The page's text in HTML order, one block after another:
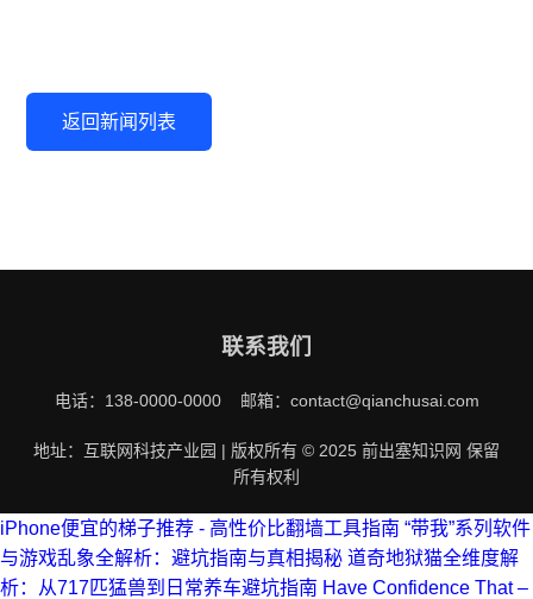
返回新闻列表
联系我们
电话：138-0000-0000 邮箱：contact@qianchusai.com
地址：互联网科技产业园 | 版权所有 © 2025 前出塞知识网 保留
所有权利
iPhone便宜的梯子推荐 - 高性价比翻墙工具指南 “带我”系列软件
与游戏乱象全解析：避坑指南与真相揭秘 道奇地狱猫全维度解
析：从717匹猛兽到日常养车避坑指南 Have Confidence That –